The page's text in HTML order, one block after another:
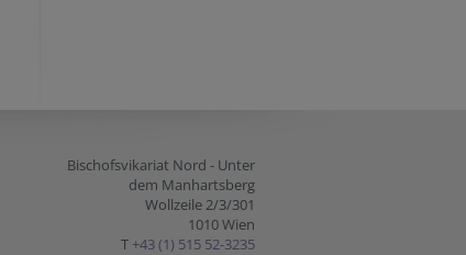
Bischofsvikariat Nord - Unter
dem Manhartsberg
Wollzeile 2/3/301
1010 Wien
T +43 (1) 515 52-3235